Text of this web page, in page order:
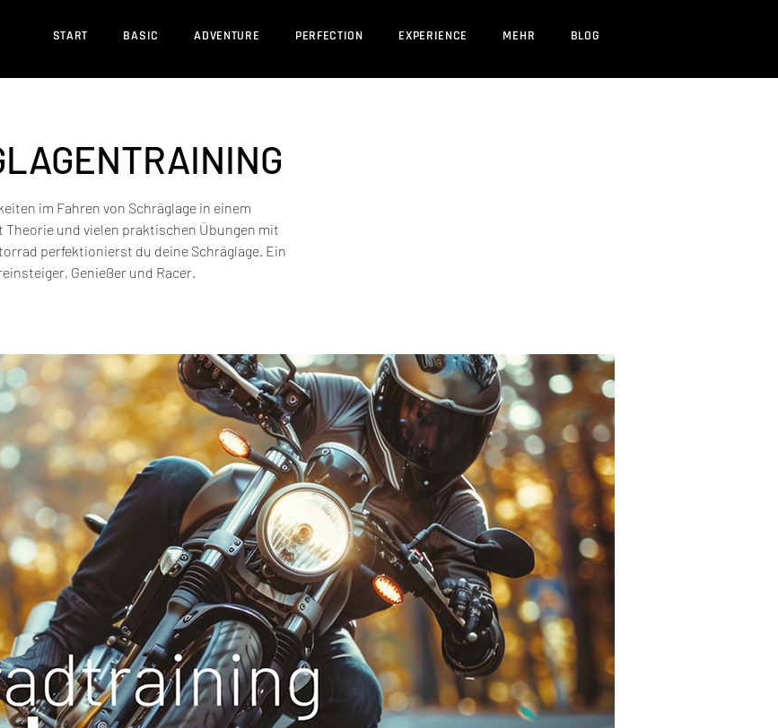
START BASIC ADVENTURE PERFECTION EXPERIENCE MEHR BLOG
im Fahren von Schräglage in einem
und vielen praktischen Übungen mit
perfektionierst du deine Schräglage. Ein
Genießer und Racer.